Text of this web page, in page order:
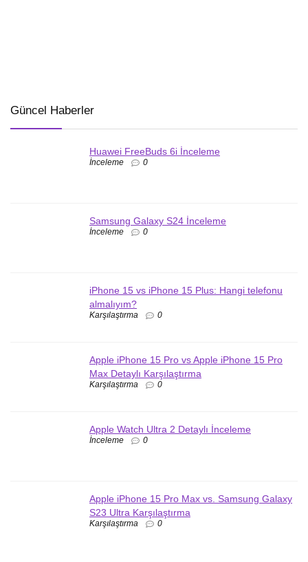
Güncel Haberler
Huawei FreeBuds 6i İnceleme
İnceleme 0
Samsung Galaxy S24 İnceleme
İnceleme 0
iPhone 15 vs iPhone 15 Plus: Hangi telefonu
almalıyım?
Karşılaştırma 0
Apple iPhone 15 Pro vs Apple iPhone 15 Pro
Max Detaylı Karşılaştırma
Karşılaştırma 0
Apple Watch Ultra 2 Detaylı İnceleme
İnceleme 0
Apple iPhone 15 Pro Max vs. Samsung Galaxy
S23 Ultra Karşılaştırma
Karşılaştırma 0